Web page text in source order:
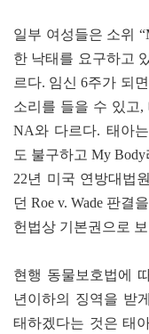
일부 여성들은 소위
한 낙태를 요구하고
르다. 임신 6주가 되
소리를 들을 수 있고
NA와 다르다. 태아
도 불구하고 My
22년 미국 연방대법
던 Roe v. Wade 판결
헌법상 기본권으로
현행 동물보호법에
년이하의 징역을 받
태하겠다는 것은 태